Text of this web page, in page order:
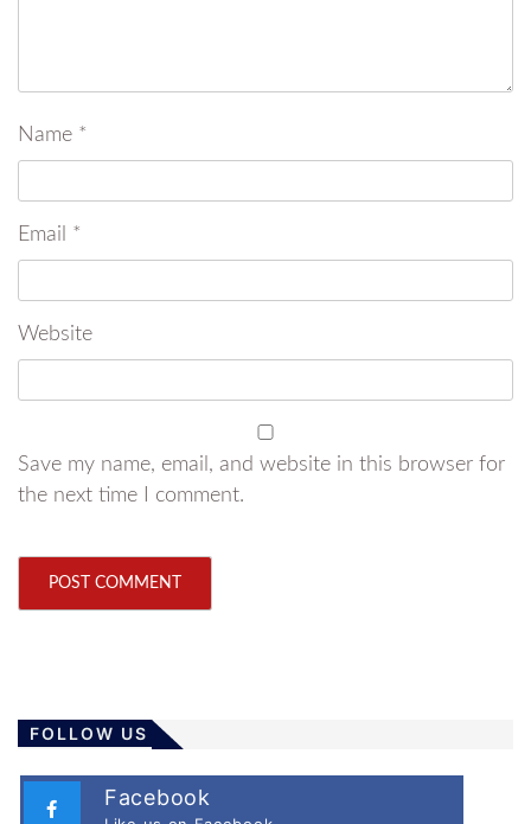
Name *
Email *
Website
Save my name, email, and website in this browser for
the next time I comment.
FOLLOW US
Facebook